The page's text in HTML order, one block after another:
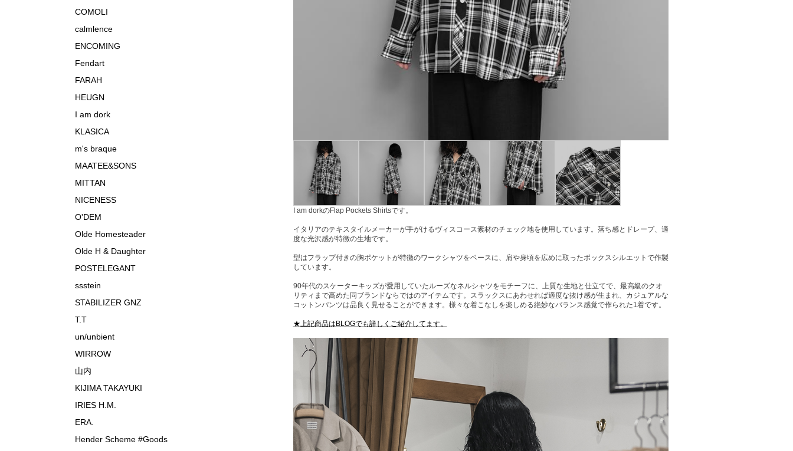
COMOLI
calmlence
ENCOMING
Fendart
FARAH
HEUGN
I am dork
KLASICA
m's braque
MAATEE&SONS
MITTAN
NICENESS
O'DEM
Olde Homesteader
Olde H & Daughter
POSTELEGANT
ssstein
STABILIZER GNZ
T.T
un/unbient
WIRROW
山内
KIJIMA TAKAYUKI
IRIES H.M.
ERA.
Hender Scheme #Goods
I am dorkのFlap Pockets Shirtsです。
イタリアのテキスタイルメーカーが手がけるヴィスコース素材のチェック地を使用しています。落ち感とドレープ、適
度な光沢感が特徴の生地です。
型はフラップ付きの胸ポケットが特徴のワークシャツをベースに、肩や身頃を広めに取ったボックスシルエットで作製
しています。
90年代のスケーターキッズが愛用していたルーズなネルシャツをモチーフに、上質な生地と仕立てで、最高級のクオ
リティまで高めた同ブランドならではのアイテムです。スラックスにあわせれば適度な抜け感が生まれ、カジュアルな
コットンパンツは品良く見せることができます。様々な着こなしを楽しめる絶妙なバランス感覚で作られた1着です。
★上記商品はBLOGでも詳しくご紹介してます。